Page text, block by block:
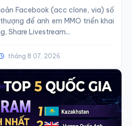
Facebook (acc clone, via) số
để anh em MMO triển khai
Share Livestream...
tháng 8 07, 2026